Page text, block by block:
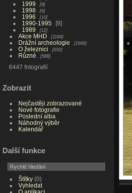
1999 8
1998 6
1996 10
1990-1995
9
1989
12
Akce MHD 1184
Drážní archeologie 1666
O železnici 692
Různé 588
6447 fotografií
Zobrazit
Nejčastěji zobrazované
Nové fotografie
Poslední alba
Náhodný výběr
Kalendář
Další funkce
Štítky(0)
Vyhledat